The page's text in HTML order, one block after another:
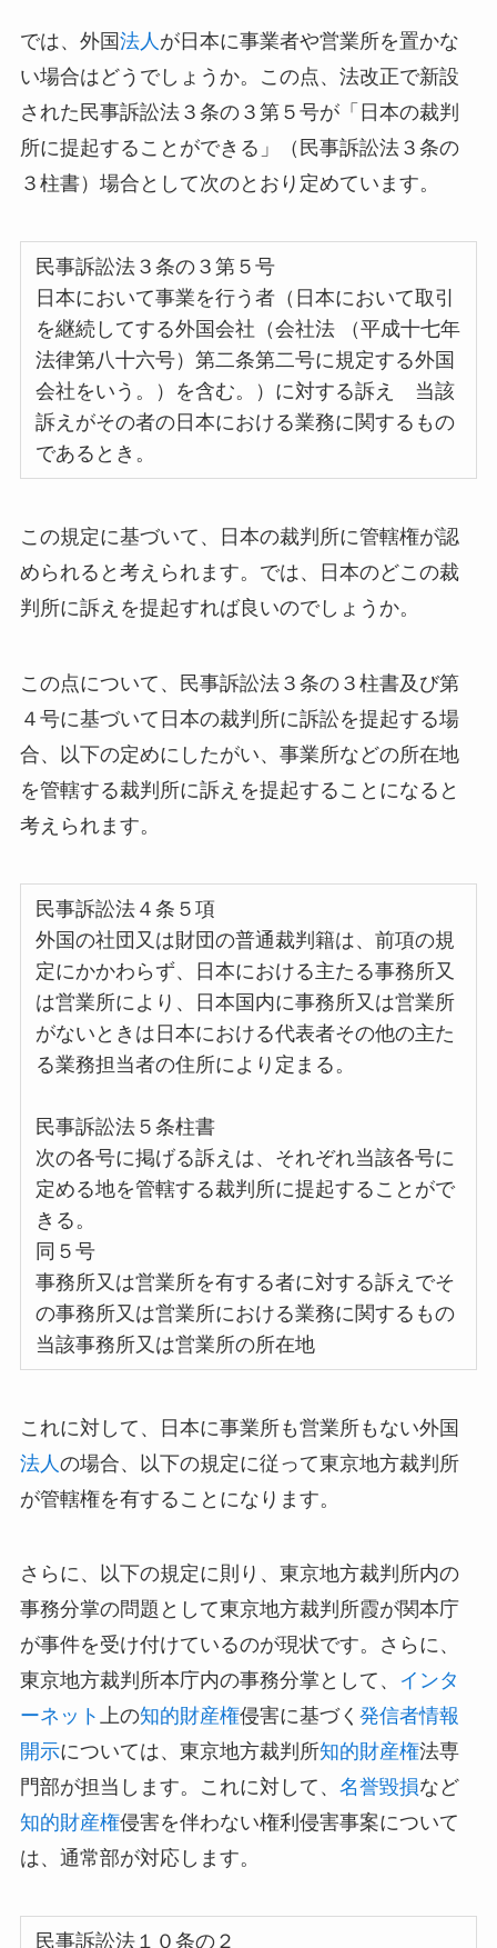
では、外国法人 が日本に事業者や営業所を置かな
い場合はどうでしょうか。この点、法改正で新設
された民事訴訟法３条の３第５号が「日本の裁判
所に提起することができる」（民事訴訟法３条の
３柱書）場合として次のとおり定めています。
民事訴訟法３条の３第５号
日本において事業を行う者（日本において取引
を継続してする外国会社（会社法 （平成十七年
法律第八十六号）第二条第二号に規定する外国
会社をいう。）を含む。）に対する訴え 当該
訴えがその者の日本における業務に関するもの
であるとき。
この規定に基づいて、日本の裁判所に管轄権が認
められると考えられます。では、日本のどこの裁
判所に訴えを提起すれば良いのでしょうか。
この点について、民事訴訟法３条の３柱書及び第
４号に基づいて日本の裁判所に訴訟を提起する場
合、以下の定めにしたがい、事業所などの所在地
を管轄する裁判所に訴えを提起することになると
考えられます。
民事訴訟法４条５項
外国の社団又は財団の普通裁判籍は、前項の規
定にかかわらず、日本における主たる事務所又
は営業所により、日本国内に事務所又は営業所
がないときは日本における代表者その他の主た
る業務担当者の住所により定まる。
民事訴訟法５条柱書
次の各号に掲げる訴えは、それぞれ当該各号に
定める地を管轄する裁判所に提起することがで
きる。
同５号
事務所又は営業所を有する者に対する訴えでそ
の事務所又は営業所における業務に関するもの
当該事務所又は営業所の所在地
これに対して、日本に事業所も営業所もない外国
法人 の場合、以下の規定に従って東京地方裁判所
が管轄権を有することになります。
さらに、以下の規定に則り、東京地方裁判所内の
事務分掌の問題として東京地方裁判所霞が関本庁
が事件を受け付けているのが現状です。さらに、
東京地方裁判所本庁内の事務分掌として、
インタ
ーネット 上の知的財産権侵害に基づく 発信者情報
開示については、東京地方裁判所知的財産権法専
門部が担当します。これに対して、 名誉毀損など
知的財産権侵害を伴わない権利侵害事案について
は、通常部が対応します。
民事訴訟法１０条の２